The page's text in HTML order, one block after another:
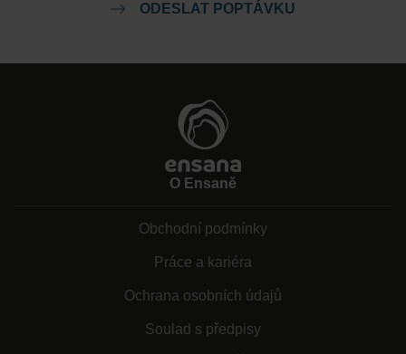
ODESLAT POPTÁVKU
O Ensaně
Obchodní podmínky
Práce a kariéra
Ochrana osobních údajů
Soulad s předpisy